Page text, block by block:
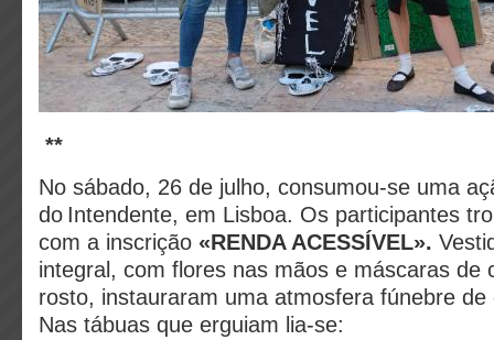
**
No sábado, 26 de julho, consumou‑se uma
do Intendente, em Lisboa. Os participantes
com a inscrição «RENDA ACESSÍVEL».
integral, com flores nas mãos e máscaras de
rosto, instauraram uma atmosfera fúnebre
Nas tábuas que erguiam lia‑se: